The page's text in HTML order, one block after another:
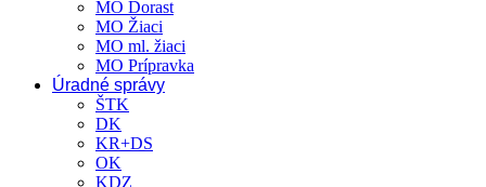
MO Dorast
MO Žiaci
MO ml. žiaci
MO Prípravka
Úradné správy
ŠTK
DK
KR+DS
OK
KDZ